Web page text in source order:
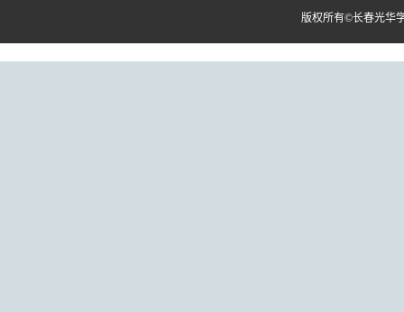
版权所有©长春光华